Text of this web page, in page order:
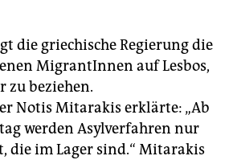
die griechische Regierung die
MigrantInnen auf Lesbos,
zu beziehen.
Notis Mitarakis erklärte: „Ab
werden Asylverfahren nur
die im Lager sind.“ Mitarakis